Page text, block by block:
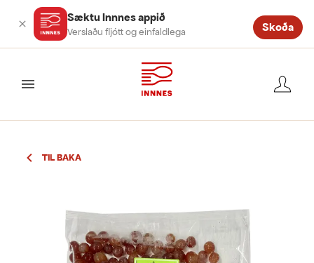
Sæktu Innnes appið
Verslaðu fljótt og einfaldlega Skoða
valmynd
TIL BAKA